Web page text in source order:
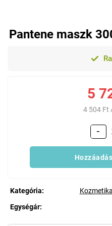
Pantene maszk
5
4 504 Ft
−
Kategória:
Egységár: